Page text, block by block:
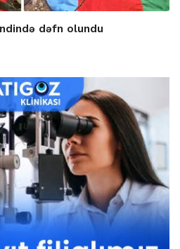
dəfn olundu